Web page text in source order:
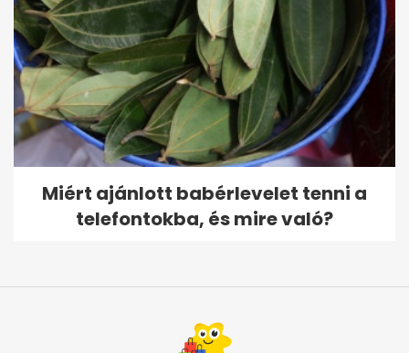
Miért ajánlott babérlevelet tenni a
telefontokba, és mire való?